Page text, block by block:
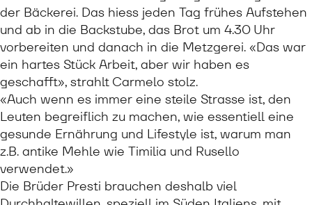
der Bäckerei. Das hiess jeden Tag frühes Aufstehen
und ab in die Backstube, das Brot um 4.30 Uhr
vorbereiten und danach in die Metzgerei. «Das war
ein hartes Stück Arbeit, aber wir haben es
geschafft», strahlt Carmelo stolz.
«Auch wenn es immer eine steile Strasse ist, den
Leuten begreiflich zu machen, wie essentiell eine
gesunde Ernährung und Lifestyle ist, warum man
z.B. antike Mehle wie Timilia und Rusello
verwendet.»
Die Brüder Presti brauchen deshalb viel